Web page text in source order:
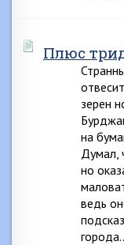
Плюс
зерен
на
Думал,
но
ведь